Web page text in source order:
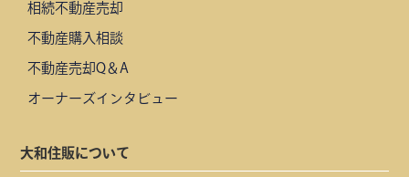
相続不動産売却
不動産購入相談
不動産売却Q＆A
オーナーズインタビュー
大和住販について